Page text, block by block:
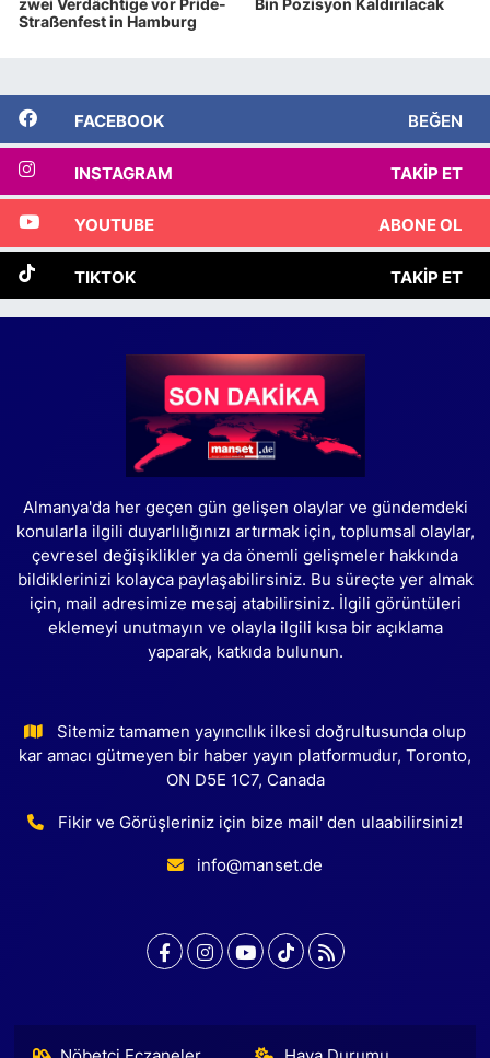
Straßenfest in Hamburg
FACEBOOK BEĞEN
INSTAGRAM TAKIP ET
YOUTUBE ABONE OL
TIKTOK TAKIP ET
Almanya'da her geçen gün gelişen olaylar ve gündemdeki
konularla ilgili duyarlılığınızı artırmak için, toplumsal olaylar,
çevresel değişiklikler ya da önemli gelişmeler hakkında
bildiklerinizi kolayca paylaşabilirsiniz. Bu süreçte yer almak
için, mail adresimize mesaj atabilirsiniz. İlgili görüntüleri
eklemeyi unutmayın ve olayla ilgili kısa bir açıklama
yaparak, katkıda bulunun.
Sitemiz tamamen yayıncılık ilkesi doğrultusunda olup
kar amacı gütmeyen bir haber yayın platformudur, Toronto,
ON D5E 1C7, Canada
Fikir ve Görüşleriniz için bize mail' den ulaabilirsiniz!
info@manset.de